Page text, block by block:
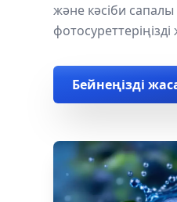
және кәсіби
Бейнеңізді